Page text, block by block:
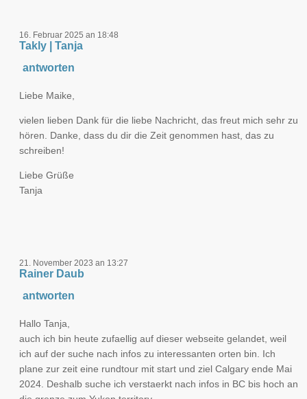
16. Februar 2025 an 18:48
Takly | Tanja
antworten
Liebe Maike,
vielen lieben Dank für die liebe Nachricht, das freut mich sehr zu
hören. Danke, dass du dir die Zeit genommen hast, das zu
schreiben!
Liebe Grüße
Tanja
21. November 2023 an 13:27
Rainer Daub
antworten
Hallo Tanja,
auch ich bin heute zufaellig auf dieser webseite gelandet, weil
ich auf der suche nach infos zu interessanten orten bin. Ich
plane zur zeit eine rundtour mit start und ziel Calgary ende Mai
2024. Deshalb suche ich verstaerkt nach infos in BC bis hoch an